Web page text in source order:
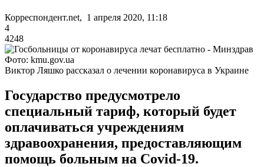
Корреспондент.net, 1 апреля 2020, 11:18
4
4248
Фото: kmu.gov.ua
Виктор Ляшко рассказал о лечении коронавируса в Украине
Государство предусмотрело
специальный тариф, который будет
оплачиваться учреждениям
здравоохранения, предоставляющим
помощь больным на Covid-19.